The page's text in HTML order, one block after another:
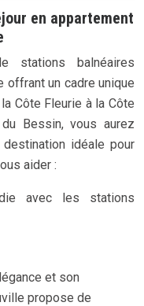
en appartement
stations balnéaires
offrant un cadre unique
Côte Fleurie à la Côte
Bessin, vous aurez
idéale pour
aider :
avec les stations
et son
propose de